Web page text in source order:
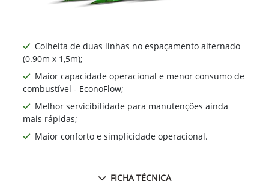
Colheita de duas linhas no espaçamento alternado
(0.90m x 1,5m);
Maior capacidade operacional e menor consumo de
combustível - EconoFlow;
Melhor servicibilidade para manutenções ainda
mais rápidas;
Maior conforto e simplicidade operacional.
FICHA TÉCNICA